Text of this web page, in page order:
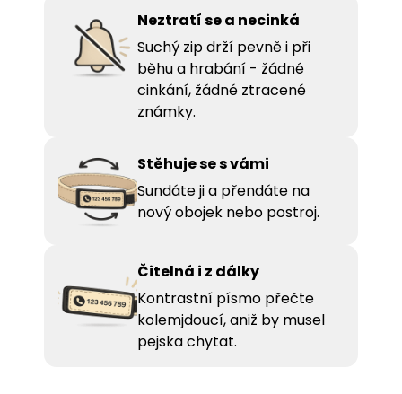
Neztratí se a necinká
Suchý zip drží pevně i při
běhu a hrabání - žádné
cinkání, žádné ztracené
známky.
Stěhuje se s vámi
Sundáte ji a přendáte na
nový obojek nebo postroj.
Čitelná i z dálky
Kontrastní písmo přečte
kolemjdoucí, aniž by musel
pejska chytat.